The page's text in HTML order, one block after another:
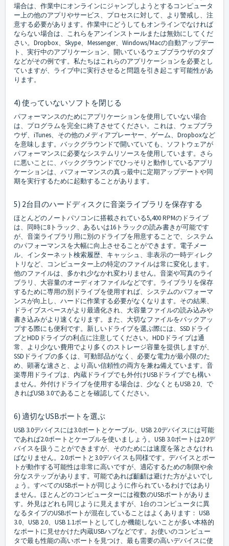
場合は、作業中にオンラインにジャンプしようとするコンピュータ
ー上の他のアプリやサービス、プロセスに対して、より警戒し、注
意する必要があります。作業中にどうしてもオンラインでなければ
ならない場合は、これらをアンインストールまたは無効にしてくだ
さい。Dropbox、Skype、Messenger、Windows/Macの自動アップデー
ト、実行中のアプリケーション、開いているウェブブラウザのタブ
などがその例です。私たちはこれらのアプリケーションを必要とし
ていますが、ライブ中に実行させると問題を引き起こす可能性があ
ります。
4) 使っていないソフトを閉じる
パフォーマンスのためにアプリケーションを使用していない場合
は、プログラムを完全に終了させてください。これは、ウェブブラ
ウザ、iTunes、その他のメディアプレーヤー、ゲーム、Dropboxなど
を意味します。バックグラウンドで開いていても、ソフトウェアが
パフォーマンスに必要なシステムリソースを使用しています。さら
に悪いことに、バックグラウンドでひっそりと動作しているアプリ
ケーションは、パフォーマンスの真っ最中に定期アップデートや同
期を実行するために起動することがあります。
5) 2台目のハードディスクに音楽ライブラリを保存する
ほとんどのノートパソコンに搭載されている5,400 RPMのドライブ
は、同時に8トラック、あるいは16トラックの読み書きが可能です
が、音楽ライブラリ用に別のドライブを用意することで、システム
のパフォーマンスを大幅に向上させることができます。電子メー
ル、インターネット検索履歴、キャッシュ、非表示の一時ディレク
トリなど、コンピューター上の特定のファイルは常に変化します。
他のファイルは、多かれ少なかれ変わりません。音楽や写真のライ
ブラリ、大容量のオーディオファイルなどです。ライブラリを保存
するために専用の別ドライブを使用すれば、システムのパフォーマ
ンスが向上し、ハードに作業する必要がなくなります。その結果、
ドライブスペースがより最適化され、大容量ファイルの読み込みや
書き込みがより速くなります。また、大切なファイルをバックアッ
プする際にも便利です。新しいドライブを選ぶ際には、SSDドライ
ブとHDDドライブの利点に注意してください。HDDドライブは通
常、より少ない費用でより多くのストレージ容量を提供しますが、
SSDドライブの多くは、可動部品がなく、必要な電力が最小限のた
め、顕著な速さと、より高い信頼性の両方を兼ね備えています。音
楽専用ドライブは、内蔵ドライブでも外付けUSBドライブでも構い
ません。外付けドライブを使用する場合は、少なくともUSB 2.0、で
きればUSB 3.0であることを確認してください。
6) 適切なUSBポートを選ぶ
USB 3.0デバイスには3.0ポートとケーブル、USB 2.0デバイスには可能
であれば2.0ポートとケーブルを使いましょう。USB 3.0ポートは2.0デ
バイスを扱うことができますが、そのためには速度を落とさなけれ
ばなりません。2.0ポートと3.0デバイスも同様です。デバイスとポー
トが動作する可能性は非常に高いですが、適応するための制限や余
分なステップがあります。可能であれば齟齬は避けた方がよいでし
ょう。すべてのUSBポートが同じように作られているわけではあり
ません。ほとんどのコンピューターには複数のUSBポートがありま
す。外見はどれも同じように見えますが、1台のコンピュータに異
なるタイプのUSBポートが混在していることはよくあります： USB
3.0、USB 2.0、USB 1.1ポートとしてしか機能しないことが多い本格的
なポートに見せかけた内蔵USBハブなどです。お使いのコンピュー
タで最も性能の高いポートを見つけ、最も需要の高いデバイスに使